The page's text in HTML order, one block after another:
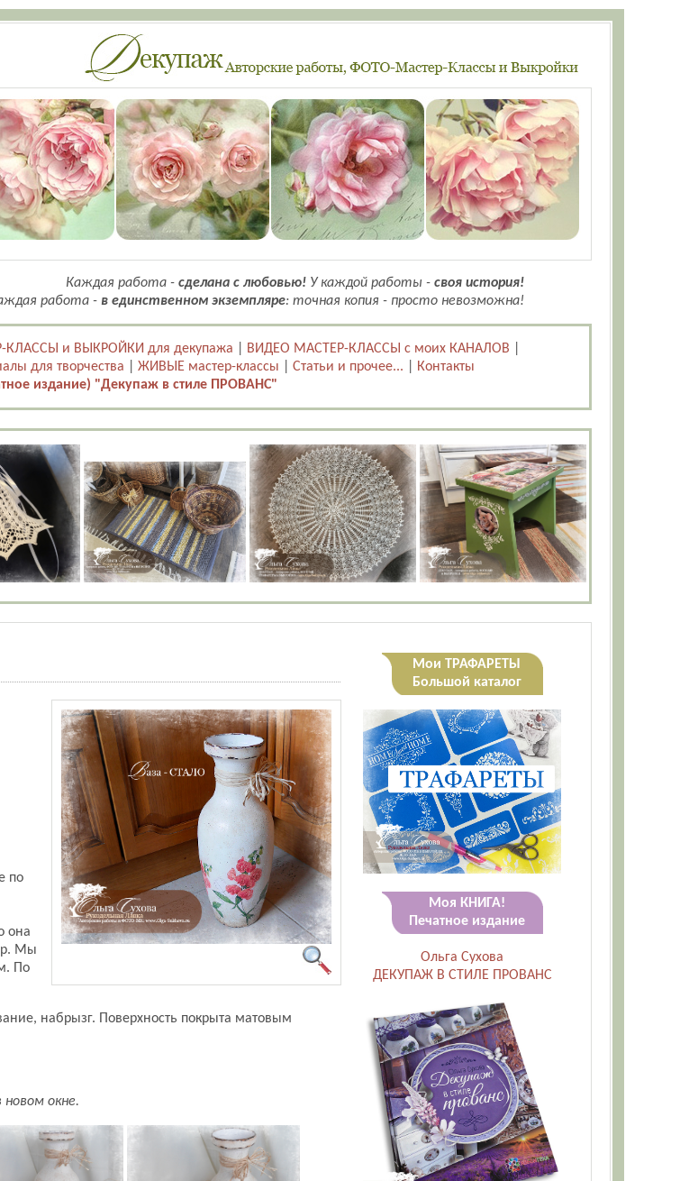
Каждая работа - сделана с любовью! У каждой работы - своя история!
работа - в единственном экземпляре: точная копия - просто невозможна!
КЛАССЫ и ВЫКРОЙКИ для декупажа ВИДЕО МАСТЕР-КЛАССЫ с моих КАНАЛОВ
для творчества ЖИВЫЕ мастер-классы Статьи и прочее...
Контакты
издание) "Декупаж в стиле ПРОВАНС"
по
она
Мы
По
набрызг. Поверхность покрыта матовым
окне.
Мои ТРАФАРЕТЫ
Большой каталог
Моя КНИГА!
Печатное издание
Ольга Сухова
ДЕКУПАЖ В СТИЛЕ ПРОВАНС